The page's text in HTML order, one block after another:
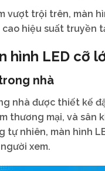
vượt trội trên, màn
hiệu suất truyền
hình LED cỡ
nhà
nhà được thiết kế
thương mại, và sân
tự nhiên, màn hình
xem.